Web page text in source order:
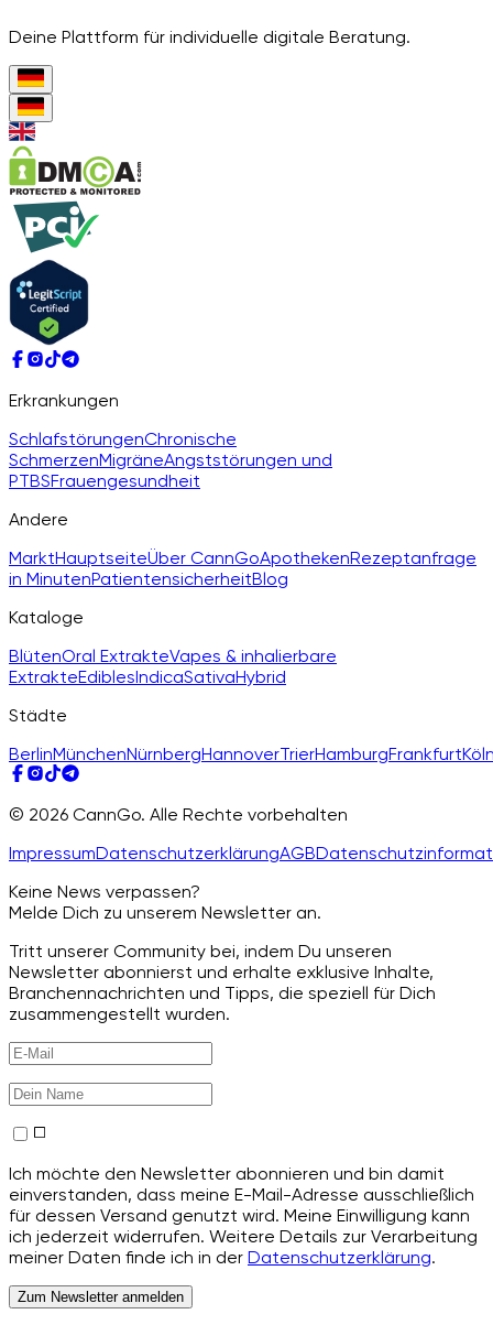
Deine Plattform für individuelle digitale Beratung.
Erkrankungen
SchlafstörungenChronische
SchmerzenMigräneAngststörungen und
PTBSFrauengesundheit
Andere
MarktHauptseiteÜber CannGoApothekenRezeptanfrage
in MinutenPatientensicherheitBlog
Kataloge
BlütenOral ExtrakteVapes & inhalierbare
ExtrakteEdiblesIndicaSativaHybrid
Städte
BerlinMünchenNürnbergHannoverTrierHamburgFrankfurt
© 2026 CannGo. Alle Rechte vorbehalten
ImpressumDatenschutzerklärungAGB
Keine News verpassen?
Melde Dich zu unserem Newsletter an.
Tritt unserer Community bei, indem Du unseren
Newsletter abonnierst und erhalte exklusive Inhalte,
Branchennachrichten und Tipps, die speziell für Dich
zusammengestellt wurden.
Ich möchte den Newsletter abonnieren und bin damit
einverstanden, dass meine E-Mail-Adresse ausschließlich
für dessen Versand genutzt wird. Meine Einwilligung kann
ich jederzeit widerrufen. Weitere Details zur Verarbeitung
meiner Daten finde ich in der Datenschutzerklärung.
Zum Newsletter anmelden